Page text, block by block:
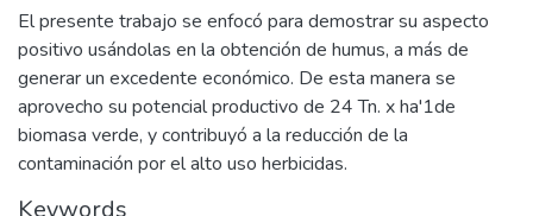
El presente trabajo se enfocó para demostrar su aspecto
positivo usándolas en la obtención de humus, a más de
generar un excedente económico. De esta manera se
aprovecho su potencial productivo de 24 Tn. x ha'1de
biomasa verde, y contribuyó a la reducción de la
contaminación por el alto uso herbicidas.
Keywords